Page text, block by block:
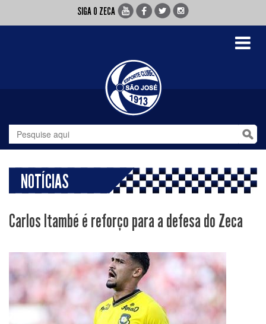
SIGA O ZECA
Toggle
NOTÍCIAS
Carlos Itambé é reforço para a defesa do Zeca